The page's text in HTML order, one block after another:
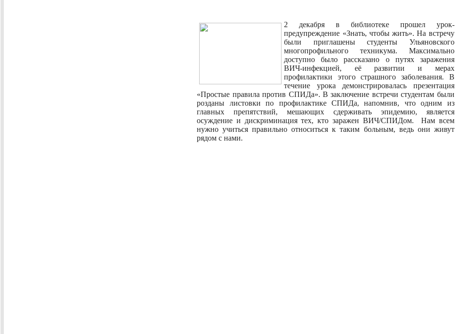
2 декабря в библиотеке прошел урок-
предупреждение «Знать, чтобы жить». На встречу
были приглашены студенты Ульяновского
многопрофильного техникума. Максимально
доступно было рассказано о путях заражения
ВИЧ-инфекцией, её развитии и мерах
профилактики этого страшного заболевания. В
течение урока демонстрировалась презентация
«Простые правила против СПИДа». В заключение встречи студентам были
розданы листовки по профилактике СПИДа, напомнив, что одним из
главных препятствий, мешающих сдерживать эпидемию, является
осуждение и дискриминация тех, кто заражен ВИЧ/СПИДом. Нам всем
нужно учиться правильно относиться к таким больным, ведь они живут
рядом с нами.